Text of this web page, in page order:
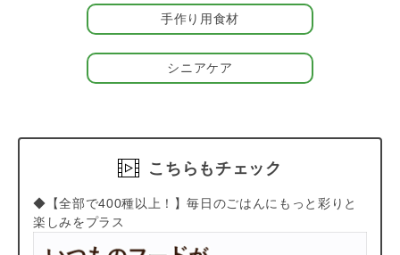
手作り用食材
シニアケア
こちらもチェック
◆【全部で400種以上！】毎日のごはんにもっと彩りと
楽しみをプラス